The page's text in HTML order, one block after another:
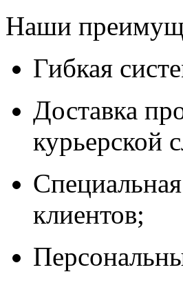
Наши
Гибкая
Доставка
курьерской
клиентов;